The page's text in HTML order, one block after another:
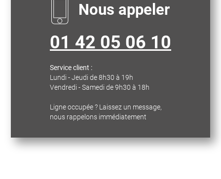
Nous appeler
01 42 05 06 10
Service client :
Lundi - Jeudi de 8h30 à 19h
Vendredi - Samedi de 9h30 à 18h
Ligne occupée ? Laissez un message,
nous rappelons immédiatement